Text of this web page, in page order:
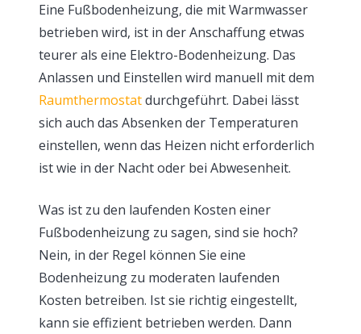
Eine Fußbodenheizung, die mit Warmwasser
betrieben wird, ist in der Anschaffung etwas
teurer als eine Elektro-Bodenheizung. Das
Anlassen und Einstellen wird manuell mit dem
Raumthermostatdurchgeführt. Dabei lässt
sich auch das Absenken der Temperaturen
einstellen, wenn das Heizen nicht erforderlich
ist wie in der Nacht oder bei Abwesenheit.
Was ist zu den laufenden Kosten einer
Fußbodenheizung zu sagen, sind sie hoch?
Nein, in der Regel können Sie eine
Bodenheizung zu moderaten laufenden
Kosten betreiben. Ist sie richtig eingestellt,
kann sie effizient betrieben werden. Dann